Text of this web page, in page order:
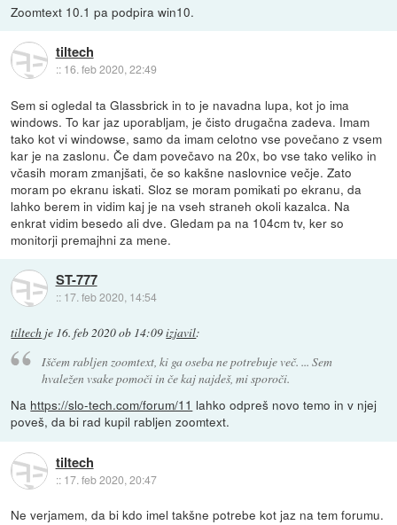
Zoomtext 10.1 pa podpira win10.
tiltech
:: 16. feb 2020, 22:49
Sem si ogledal ta Glassbrick in to je navadna lupa, kot jo ima
windows. To kar jaz uporabljam, je čisto drugačna zadeva. Imam
tako kot vi windowse, samo da imam celotno vse povečano z vsem
kar je na zaslonu. Če dam povečavo na 20x, bo vse tako veliko in
včasih moram zmanjšati, če so kakšne naslovnice večje. Zato
moram po ekranu iskati. Sloz se moram pomikati po ekranu, da
lahko berem in vidim kaj je na vseh straneh okoli kazalca. Na
enkrat vidim besedo ali dve. Gledam pa na 104cm tv, ker so
monitorji premajhni za mene.
ST-777
:: 17. feb 2020, 14:54
tiltech je 16. feb 2020 ob 14:09izjavil:
Iščem rabljen zoomtext, ki ga oseba ne potrebuje več. ... Sem
hvaležen vsake pomoči in če kaj najdeš, mi sporoči.
Na https://slo-tech.com/forum/11 lahko odpreš novo temo in v njej
poveš, da bi rad kupil rabljen zoomtext.
tiltech
:: 17. feb 2020, 20:47
Ne verjamem, da bi kdo imel takšne potrebe kot jaz na tem forumu.